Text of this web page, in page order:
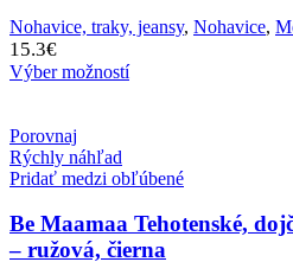
Nohavice, traky, jeansy, Nohavice,
15.3€
Výber možností
Porovnaj
Rýchly náhľad
Pridať medzi obľúbené
Be Maamaa Tehotenské,
– ružová, čierna